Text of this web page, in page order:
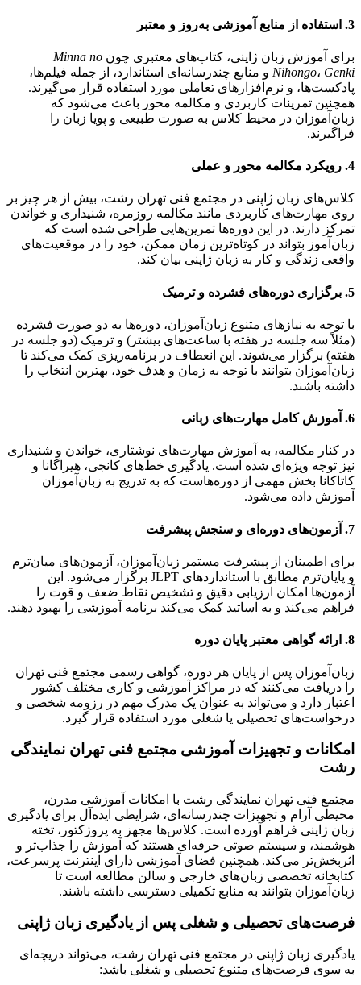
3. استفاده از منابع آموزشی به‌روز و معتبر
برای آموزش زبان ژاپنی، کتاب‌های معتبری چون Minna no
Nihongo، Genki
و منابع چندرسانه‌ای استاندارد، از جمله فیلم‌ها،
پادکست‌ها، و نرم‌افزارهای تعاملی مورد استفاده قرار می‌گیرند.
همچنین تمرینات کاربردی و مکالمه محور باعث می‌شود که
زبان‌آموزان در محیط کلاس به صورت طبیعی و پویا زبان را
فراگیرند.
4. رویکرد مکالمه محور و عملی
کلاس‌های زبان ژاپنی در مجتمع فنی تهران رشت، بیش از هر چیز بر
روی مهارت‌های کاربردی مانند مکالمه روزمره، شنیداری و خواندن
تمرکز دارند. در این دوره‌ها تمرین‌هایی طراحی شده است که
زبان‌آموز بتواند در کوتاه‌ترین زمان ممکن، خود را در موقعیت‌های
واقعی زندگی و کار به زبان ژاپنی بیان کند.
5. برگزاری دوره‌های فشرده و ترمیک
با توجه به نیازهای متنوع زبان‌آموزان، دوره‌ها به دو صورت فشرده
(مثلاً سه جلسه در هفته با ساعت‌های بیشتر) و ترمیک (دو جلسه در
هفته) برگزار می‌شوند. این انعطاف در برنامه‌ریزی کمک می‌کند تا
زبان‌آموزان بتوانند با توجه به زمان و هدف خود، بهترین انتخاب را
داشته باشند.
6. آموزش کامل مهارت‌های زبانی
در کنار مکالمه، به آموزش مهارت‌های نوشتاری، خواندن و شنیداری
نیز توجه ویژه‌ای شده است. یادگیری خط‌های کانجی، هیراگانا و
کاتاکانا بخش مهمی از دوره‌هاست که به تدریج به زبان‌آموزان
آموزش داده می‌شود.
7. آزمون‌های دوره‌ای و سنجش پیشرفت
برای اطمینان از پیشرفت مستمر زبان‌آموزان، آزمون‌های میان‌ترم
و پایان‌ترم مطابق با استانداردهای JLPT برگزار می‌شود. این
آزمون‌ها امکان ارزیابی دقیق و تشخیص نقاط ضعف و قوت را
فراهم می‌کند و به اساتید کمک می‌کند برنامه آموزشی را بهبود دهند.
8. ارائه گواهی معتبر پایان دوره
زبان‌آموزان پس از پایان هر دوره، گواهی رسمی مجتمع فنی تهران
را دریافت می‌کنند که در مراکز آموزشی و کاری مختلف کشور
اعتبار دارد و می‌تواند به عنوان یک مدرک مهم در رزومه شخصی و
درخواست‌های تحصیلی یا شغلی مورد استفاده قرار گیرد.
امکانات و تجهیزات آموزشی مجتمع فنی تهران نمایندگی
رشت
مجتمع فنی تهران نمایندگی رشت با امکانات آموزشی مدرن،
محیطی آرام و تجهیزات چندرسانه‌ای، شرایطی ایده‌آل برای یادگیری
زبان ژاپنی فراهم آورده است. کلاس‌ها مجهز به پروژکتور، تخته
هوشمند، و سیستم صوتی حرفه‌ای هستند که آموزش را جذاب‌تر و
اثربخش‌تر می‌کند. همچنین فضای آموزشی دارای اینترنت پرسرعت،
کتابخانه تخصصی زبان‌های خارجی و سالن مطالعه است تا
زبان‌آموزان بتوانند به منابع تکمیلی دسترسی داشته باشند.
فرصت‌های تحصیلی و شغلی پس از یادگیری زبان ژاپنی
یادگیری زبان ژاپنی در مجتمع فنی تهران رشت، می‌تواند دریچه‌ای
به سوی فرصت‌های متنوع تحصیلی و شغلی باشد: